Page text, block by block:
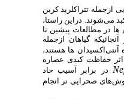
ازجمله تتراکلرید کربن
می‌شوند. دراین راستا،
در مطالعات پیشین تا
گیاهان ازجمله
آنتی‌اکسیدان ها هستند،
حفاظت کبدی عصاره
در برابر آسیب حاد
صحرایی نر انجام